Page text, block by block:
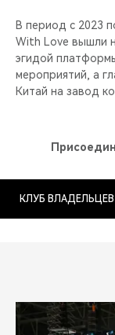
В период с 2023
With Love вышли
эгидой
мероприятий, а
Китай на завод
КЛУБ ВЛАДЕЛЬЦЕВ